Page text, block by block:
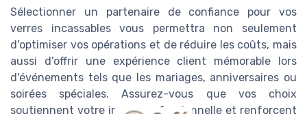
Sélectionner un partenaire de confiance pour vos
verres incassables vous permettra non seulement
d'optimiser vos opérations et de réduire les coûts, mais
aussi d'offrir une expérience client mémorable lors
d'événements tels que les mariages, anniversaires ou
soirées spéciales. Assurez-vous que vos choix
soutiennent votre image professionnelle et renforcent